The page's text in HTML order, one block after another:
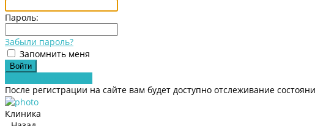
Пароль:
Забыли пароль?
Запомнить меня
После регистрации на сайте вам будет доступно отслеживание
Клиника